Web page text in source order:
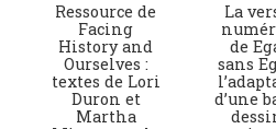
Ressource de
Facing
History and
Ourselves :
textes de Lori
Duron et
Martha
La
de
sans
d’une